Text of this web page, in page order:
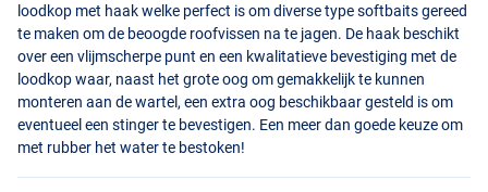
loodkop met haak welke perfect is om diverse type softbaits gereed
te maken om de beoogde roofvissen na te jagen. De haak beschikt
over een vlijmscherpe punt en een kwalitatieve bevestiging met de
loodkop waar, naast het grote oog om gemakkelijk te kunnen
monteren aan de wartel, een extra oog beschikbaar gesteld is om
eventueel een stinger te bevestigen. Een meer dan goede keuze om
met rubber het water te bestoken!